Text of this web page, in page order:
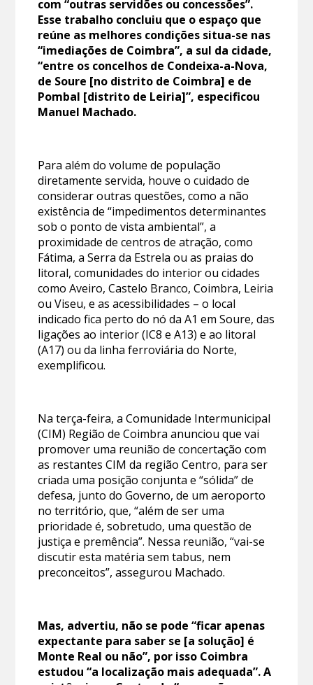
com “outras servidões ou concessões”.
Esse trabalho concluiu que o espaço que
reúne as melhores condições situa-se nas
“imediações de Coimbra”, a sul da cidade,
“entre os concelhos de Condeixa-a-Nova,
de Soure [no distrito de Coimbra] e de
Pombal [distrito de Leiria]”, especificou
Manuel Machado.
Para além do volume de população
diretamente servida, houve o cuidado de
considerar outras questões, como a não
existência de “impedimentos determinantes
sob o ponto de vista ambiental”, a
proximidade de centros de atração, como
Fátima, a Serra da Estrela ou as praias do
litoral, comunidades do interior ou cidades
como Aveiro, Castelo Branco, Coimbra, Leiria
ou Viseu, e as acessibilidades – o local
indicado fica perto do nó da A1 em Soure, das
ligações ao interior (IC8 e A13) e ao litoral
(A17) ou da linha ferroviária do Norte,
exemplificou.
Na terça-feira, a Comunidade Intermunicipal
(CIM) Região de Coimbra anunciou que vai
promover uma reunião de concertação com
as restantes CIM da região Centro, para ser
criada uma posição conjunta e “sólida” de
defesa, junto do Governo, de um aeroporto
no território, que, “além de ser uma
prioridade é, sobretudo, uma questão de
justiça e premência”. Nessa reunião, “vai-se
discutir esta matéria sem tabus, nem
preconceitos”, assegurou Machado.
Mas, advertiu, não se pode “ficar apenas
expectante para saber se [a solução] é
Monte Real ou não”, por isso Coimbra
estudou “a localização mais adequada”. A